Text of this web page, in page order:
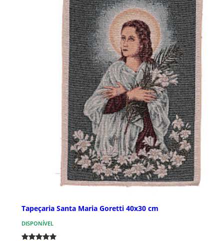
Tapeçaria Santa Maria Goretti 40x30 cm
DISPONÍVEL